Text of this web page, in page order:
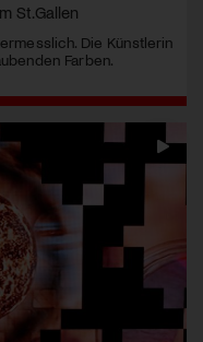
St.Gallen
Die Künstlerin
Farben.